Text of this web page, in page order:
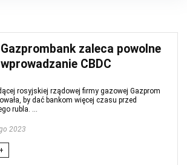
Gazprombank zaleca powolne
wprowadzanie CBDC
rosyjskiej rządowej firmy gazowej Gazprom
by dać bankom więcej czasu przed
rubla. ...
2023